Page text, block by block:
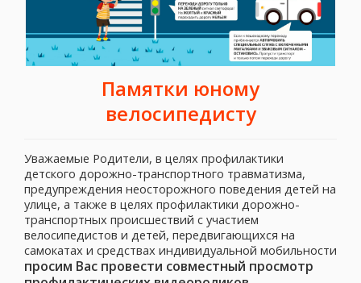
Памятки юному
велосипедисту
Уважаемые Родители, в целях профилактики
детского дорожно-транспортного травматизма,
предупреждения неосторожного поведения детей на
улице, а также в целях профилактики дорожно-
транспортных происшествий с участием
велосипедистов и детей, передвигающихся на
самокатах и средствах индивидуальной мобильности
просим Вас провести совместный просмотр